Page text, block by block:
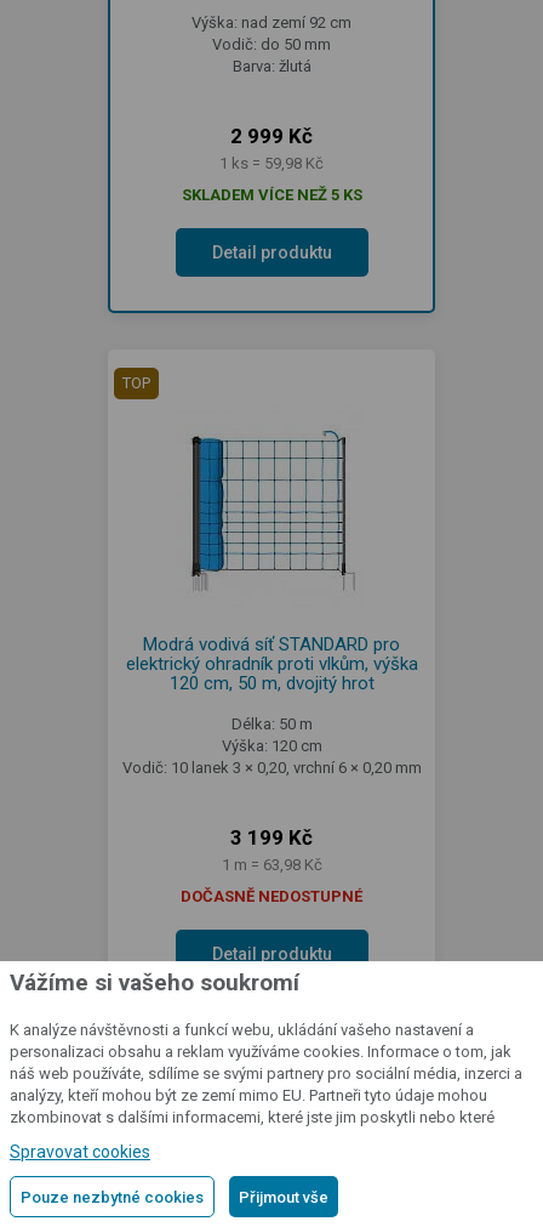
Výška: nad zemí 92 cm
Vodič: do 50 mm
Barva: žlutá
2 999 Kč
1 ks = 59,98 Kč
SKLADEM VÍCE NEŽ 5 KS
Detail produktu
TOP
Modrá vodivá síť STANDARD pro
elektrický ohradník proti vlkům, výška
120 cm, 50 m, dvojitý hrot
Délka: 50 m
Výška: 120 cm
Vodič: 10 lanek 3 × 0,20, vrchní 6 × 0,20 mm
3 199 Kč
1 m = 63,98 Kč
DOČASNĚ NEDOSTUPNÉ
Detail produktu
TOP
Vážíme si vašeho soukromí
K analýze návštěvnosti a funkcí webu, ukládání vašeho nastavení a
personalizaci obsahu a reklam využíváme cookies. Informace o tom, jak
náš web používáte, sdílíme se svými partnery pro sociální média, inzerci a
analýzy, kteří mohou být ze zemí mimo EU. Partneři tyto údaje mohou
zkombinovat s dalšími informacemi, které jste jim poskytli nebo které
Spravovat cookies
Pouze nezbytné cookies Přijmout vše